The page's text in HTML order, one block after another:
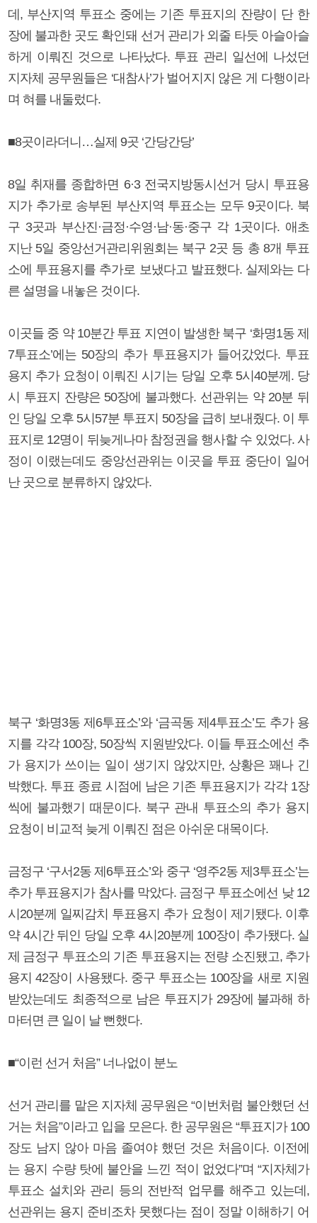
데, 부산지역 투표소 중에는 기존 투표지의 잔량이 단 한
장에 불과한 곳도 확인돼 선거 관리가 외줄 타듯 아슬아슬
하게 이뤄진 것으로 나타났다. 투표 관리 일선에 나섰던
지자체 공무원들은 ‘대참사’가 벌어지지 않은 게 다행이라
며 혀를 내둘렀다.
■8곳이라더니…실제 9곳 ‘간당간당’
8일 취재를 종합하면 6·3 전국지방동시선거 당시 투표용
지가 추가로 송부된 부산지역 투표소는 모두 9곳이다. 북
구 3곳과 부산진·금정·수영·남·동·중구 각 1곳이다. 애초
지난 5일 중앙선거관리위원회는 북구 2곳 등 총 8개 투표
소에 투표용지를 추가로 보냈다고 발표했다. 실제와는 다
른 설명을 내놓은 것이다.
이곳들 중 약 10분간 투표 지연이 발생한 북구 ‘화명1동 제
7투표소’에는 50장의 추가 투표용지가 들어갔었다. 투표
용지 추가 요청이 이뤄진 시기는 당일 오후 5시40분께. 당
시 투표지 잔량은 50장에 불과했다. 선관위는 약 20분 뒤
인 당일 오후 5시57분 투표지 50장을 급히 보내줬다. 이 투
표지로 12명이 뒤늦게나마 참정권을 행사할 수 있었다. 사
정이 이랬는데도 중앙선관위는 이곳을 투표 중단이 일어
난 곳으로 분류하지 않았다.
북구 ‘화명3동 제6투표소’와 ‘금곡동 제4투표소’도 추가 용
지를 각각 100장, 50장씩 지원받았다. 이들 투표소에선 추
가 용지가 쓰이는 일이 생기지 않았지만, 상황은 꽤나 긴
박했다. 투표 종료 시점에 남은 기존 투표용지가 각각 1장
씩에 불과했기 때문이다. 북구 관내 투표소의 추가 용지
요청이 비교적 늦게 이뤄진 점은 아쉬운 대목이다.
금정구 ‘구서2동 제6투표소’와 중구 ‘영주2동 제3투표소’는
추가 투표용지가 참사를 막았다. 금정구 투표소에선 낮 12
시20분께 일찌감치 투표용지 추가 요청이 제기됐다. 이후
약 4시간 뒤인 당일 오후 4시20분께 100장이 추가됐다. 실
제 금정구 투표소의 기존 투표용지는 전량 소진됐고, 추가
용지 42장이 사용됐다. 중구 투표소는 100장을 새로 지원
받았는데도 최종적으로 남은 투표지가 29장에 불과해 하
마터면 큰 일이 날 뻔했다.
■“이런 선거 처음” 너나없이 분노
선거 관리를 맡은 지자체 공무원은 “이번처럼 불안했던 선
거는 처음”이라고 입을 모은다. 한 공무원은 “투표지가 100
장도 남지 않아 마음 졸여야 했던 것은 처음이다. 이전에
는 용지 수량 탓에 불안을 느낀 적이 없었다”며 “지자체가
투표소 설치와 관리 등의 전반적 업무를 해주고 있는데,
선관위는 용지 준비조차 못했다는 점이 정말 이해하기 어